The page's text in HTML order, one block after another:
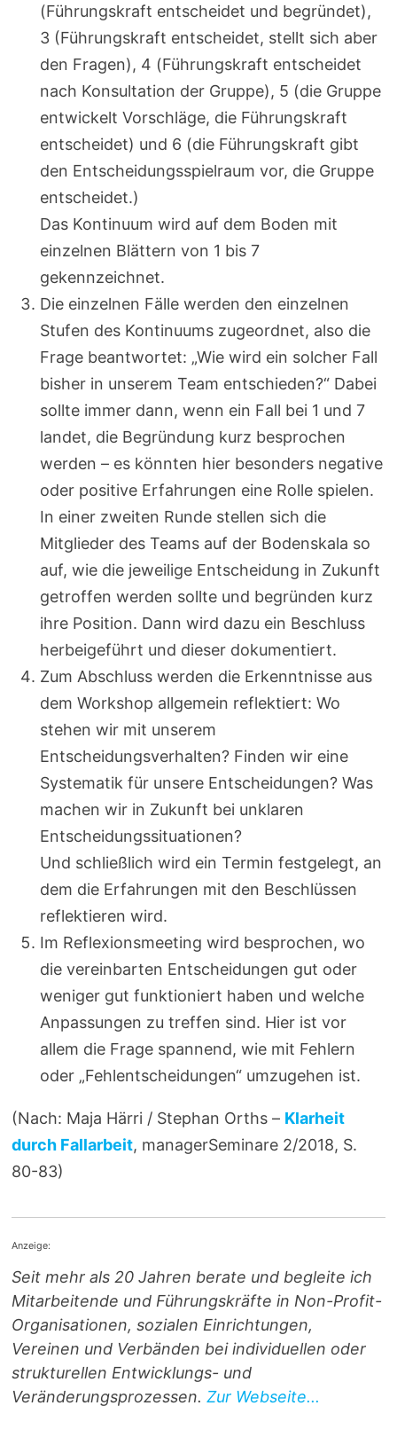
(Führungskraft entscheidet und begründet),
3 (Führungskraft entscheidet, stellt sich aber
den Fragen), 4 (Führungskraft entscheidet
nach Konsultation der Gruppe), 5 (die Gruppe
entwickelt Vorschläge, die Führungskraft
entscheidet) und 6 (die Führungskraft gibt
den Entscheidungsspielraum vor, die Gruppe
entscheidet.)
Das Kontinuum wird auf dem Boden mit
einzelnen Blättern von 1 bis 7
gekennzeichnet.
Die einzelnen Fälle werden den einzelnen
Stufen des Kontinuums zugeordnet, also die
Frage beantwortet: „Wie wird ein solcher Fall
bisher in unserem Team entschieden?“ Dabei
sollte immer dann, wenn ein Fall bei 1 und 7
landet, die Begründung kurz besprochen
werden – es könnten hier besonders negative
oder positive Erfahrungen eine Rolle spielen.
In einer zweiten Runde stellen sich die
Mitglieder des Teams auf der Bodenskala so
auf, wie die jeweilige Entscheidung in Zukunft
getroffen werden sollte und begründen kurz
ihre Position. Dann wird dazu ein Beschluss
herbeigeführt und dieser dokumentiert.
Zum Abschluss werden die Erkenntnisse aus
dem Workshop allgemein reflektiert: Wo
stehen wir mit unserem
Entscheidungsverhalten? Finden wir eine
Systematik für unsere Entscheidungen? Was
machen wir in Zukunft bei unklaren
Entscheidungssituationen?
Und schließlich wird ein Termin festgelegt, an
dem die Erfahrungen mit den Beschlüssen
reflektieren wird.
Im Reflexionsmeeting wird besprochen, wo
die vereinbarten Entscheidungen gut oder
weniger gut funktioniert haben und welche
Anpassungen zu treffen sind. Hier ist vor
allem die Frage spannend, wie mit Fehlern
oder „Fehlentscheidungen“ umzugehen ist.
(Nach: Maja Härri / Stephan Orths – Klarheit
durch Fallarbeit, managerSeminare 2/2018, S.
80-83)
Anzeige:
Seit mehr als 20 Jahren berate und begleite ich
Mitarbeitende und Führungskräfte in Non-Profit-
Organisationen, sozialen Einrichtungen,
Vereinen und Verbänden bei individuellen oder
strukturellen Entwicklungs- und
Veränderungsprozessen.Zur Webseite...